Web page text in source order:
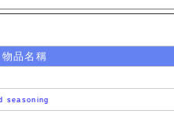
物品名稱
seasoning